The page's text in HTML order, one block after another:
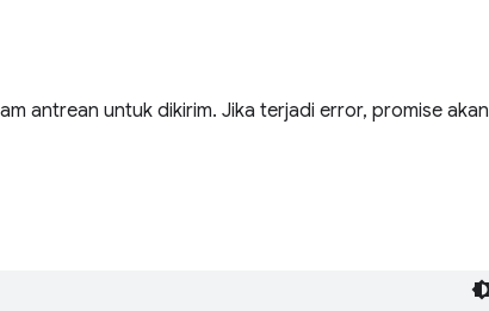
antrean untuk dikirim. Jika terjadi error, promise akan